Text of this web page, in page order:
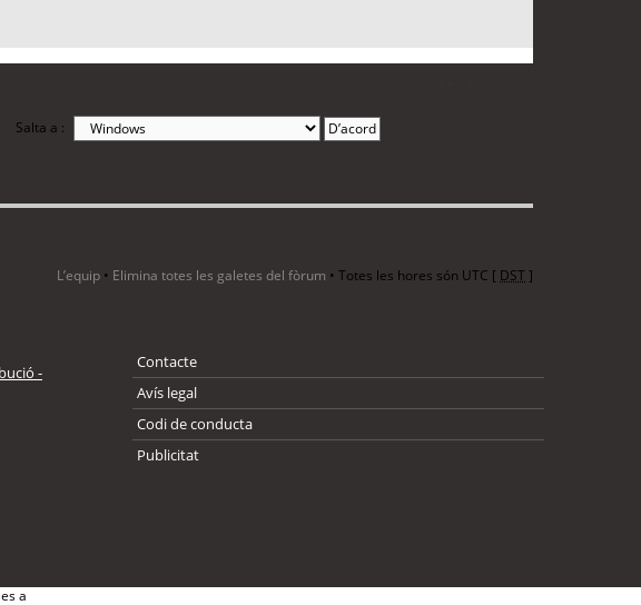
Salta a :
L’equip • Elimina totes les galetes del fòrum • Totes les hores són UTC [ DST]
-
Contacte
Avís legal
Codi de conducta
Publicitat
a